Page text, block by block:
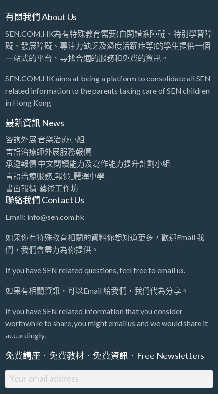
有關我們 About Us
SEN.COM.HK為有特殊教育需要(自閉譜系障礙、特别學習障
礙、發展障礙、專注力缺乏及過度活躍症等)的學生提供一個
一站式的平台，尋找合適的服務和免費的資訊。
SEN.COM.HK aims at being a platform to consolidate all SEN
related information to the parents taking care of SEN children
in Hong Kong
最新資訊 News
咨詢外展 音樂治療小組
言語治療師外展服務報價
承邀報價 中文閱讀能力及寫作能力提升計劃小組
言語治療服務_報價_麗澤中學
書面報價-藝術工作坊
聯絡我們 Contact Us
Email: info@sen.com.hk
如果你有特殊教育相關的資料你想知道更多，歡迎Email 我
們，我們會盡力為你提供。
If you have SEN related questions, feel free to email us.
如果有相關資訊，可以Email 給我們，我們代為分享。
If you have SEN related information that you consider
worthwhile to share, you might email us and we would share it
accordingly.
免費講座．免費教材．免費資訊．Free Newsletters